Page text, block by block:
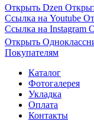
Открыть Dzen
Ссылка на Youtube
Ссылка на Instagram
Открыть
Покупателям
Каталог
Фотогалерея
Укладка
Оплата
Контакты